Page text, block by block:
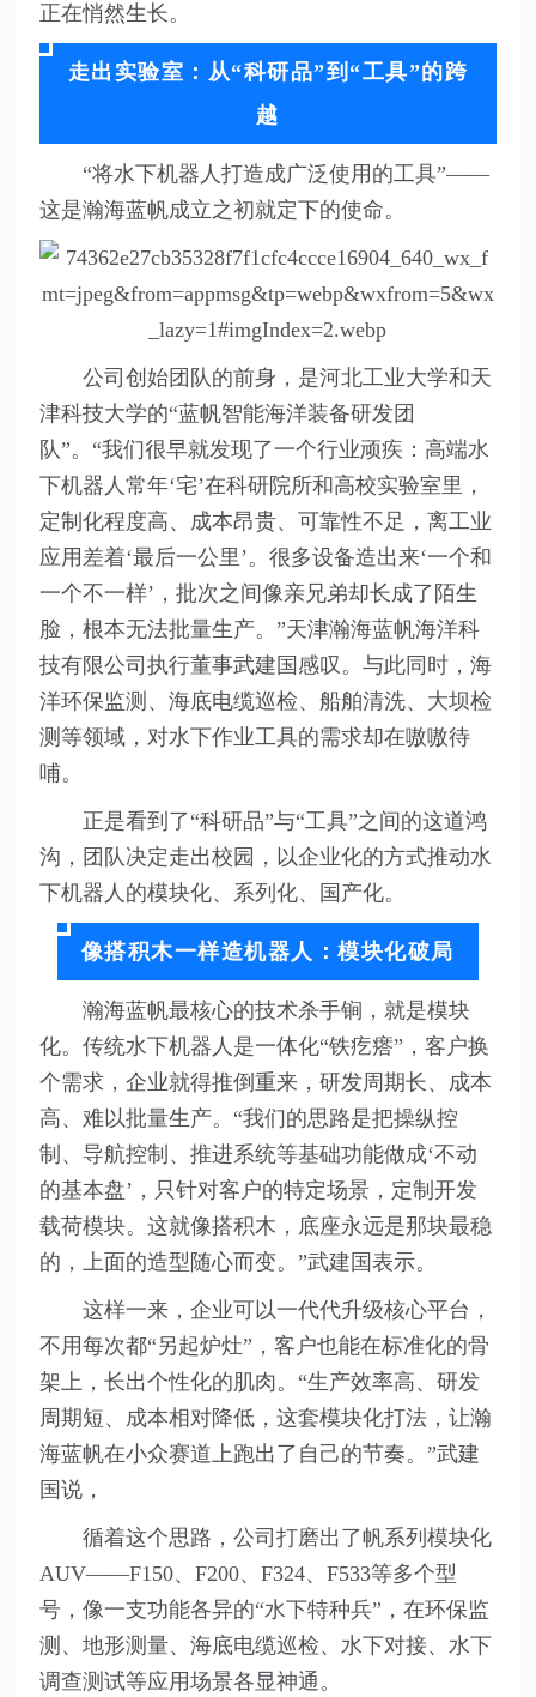
正在悄然生长。
走出实验室：从“科研品”到“工具”的跨
越
“将水下机器人打造成广泛使用的工具”——
这是瀚海蓝帆成立之初就定下的使命。
公司创始团队的前身，是河北工业大学和天
津科技大学的“蓝帆智能海洋装备研发团
队”。“我们很早就发现了一个行业顽疾：高端水
下机器人常年‘宅’在科研院所和高校实验室里，
定制化程度高、成本昂贵、可靠性不足，离工业
应用差着‘最后一公里’。很多设备造出来‘一个和
一个不一样’，批次之间像亲兄弟却长成了陌生
脸，根本无法批量生产。”天津瀚海蓝帆海洋科
技有限公司执行董事武建国感叹。与此同时，海
洋环保监测、海底电缆巡检、船舶清洗、大坝检
测等领域，对水下作业工具的需求却在嗷嗷待
哺。
正是看到了“科研品”与“工具”之间的这道鸿
沟，团队决定走出校园，以企业化的方式推动水
下机器人的模块化、系列化、国产化。
像搭积木一样造机器人：模块化破局
瀚海蓝帆最核心的技术杀手锏，就是模块
化。传统水下机器人是一体化“铁疙瘩”，客户换
个需求，企业就得推倒重来，研发周期长、成本
高、难以批量生产。“我们的思路是把操纵控
制、导航控制、推进系统等基础功能做成‘不动
的基本盘’，只针对客户的特定场景，定制开发
载荷模块。这就像搭积木，底座永远是那块最稳
的，上面的造型随心而变。”武建国表示。
这样一来，企业可以一代代升级核心平台，
不用每次都“另起炉灶”，客户也能在标准化的骨
架上，长出个性化的肌肉。“生产效率高、研发
周期短、成本相对降低，这套模块化打法，让瀚
海蓝帆在小众赛道上跑出了自己的节奏。”武建
国说，
循着这个思路，公司打磨出了帆系列模块化
AUV——F150、F200、F324、F533等多个型
号，像一支功能各异的“水下特种兵”，在环保监
测、地形测量、海底电缆巡检、水下对接、水下
调查测试等应用场景各显神通。